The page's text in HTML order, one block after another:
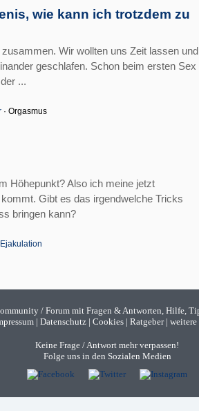
wie kann ich trotzdem zu
Wir wollten uns Zeit lassen und
geschlafen. Schon beim ersten Sex
...
· Orgasmus
Höhepunkt? Also ich meine jetzt
Gibt es das irgendwelche Tricks
bringen kann?
Ejakulation
/ Forum mit Fragen & Antworten, Hilfe,
| Datenschutz | Cookies | Ratgeber| weitere
Keine Frage / Antwort mehr verpassen!
Folge uns in den Sozialen Medien